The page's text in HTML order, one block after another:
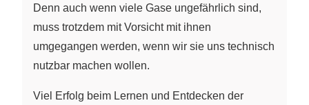
Denn auch wenn viele Gase ungefährlich sind,
muss trotzdem mit Vorsicht mit ihnen
umgegangen werden, wenn wir sie uns technisch
nutzbar machen wollen.
Viel Erfolg beim Lernen und Entdecken der